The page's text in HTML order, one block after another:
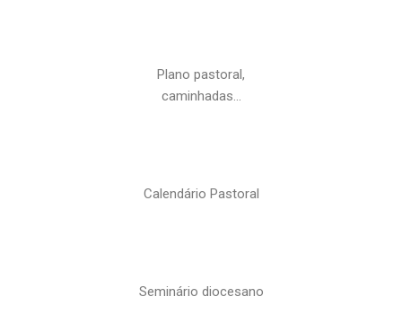
Plano pastoral,
caminhadas…
Calendário Pastoral
Seminário diocesano